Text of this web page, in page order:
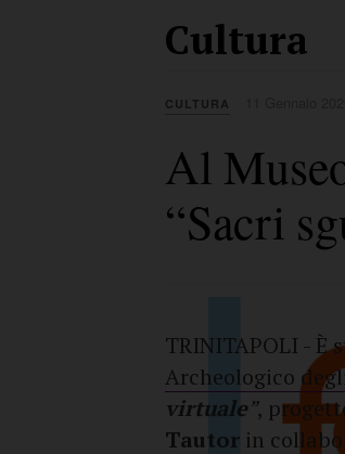
Cultura
CULTURA
Al
“Sacri
TRINITAPOLI - È
Archeologico
virtuale”,
Tautor in